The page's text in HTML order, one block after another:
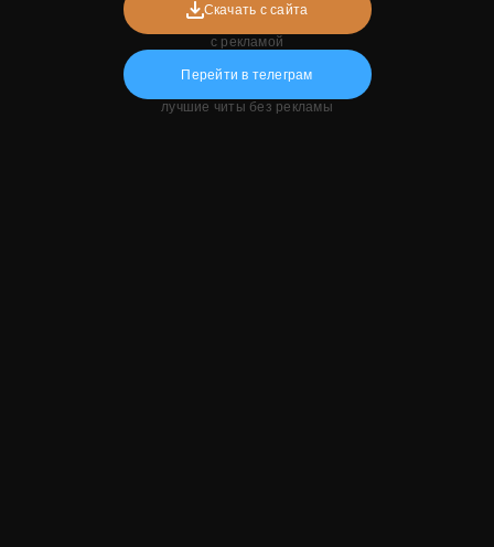
Скачать с сайта
с рекламой
Перейти в телеграм
лучшие читы без рекламы